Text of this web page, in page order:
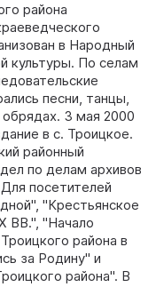
района
в Народный
культуры. По селам
песни, танцы,
3 мая 2000
в с. Троицкое.
районный
по делам архивов
посетителей
"Крестьянское
ВВ.", "Начало
района в
за Родину" и
района". В